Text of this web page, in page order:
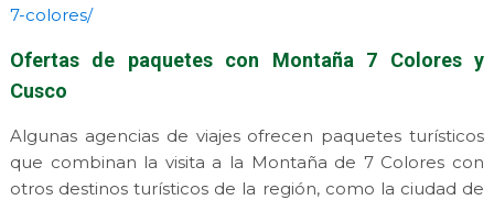
7-colores/
Ofertas de paquetes con Montaña 7 Colores y
Cusco
Algunas agencias de viajes ofrecen paquetes turísticos
que combinan la visita a la Montaña de 7 Colores con
otros destinos turísticos de la región, como la ciudad de